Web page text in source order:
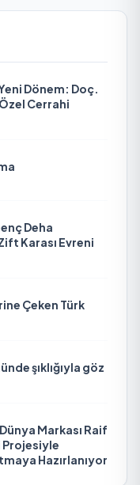
Dönem: Doç.
Cerrahi
Deha
Karası Evreni
Çeken Türk
şıklığıyla göz
Markası Raif
Projesiyle
Hazırlanıyor